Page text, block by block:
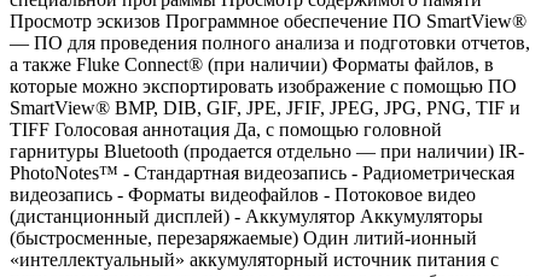
Просмотр эскизов Программное обеспечение ПО SmartView®
— ПО для проведения полного анализа и подготовки отчетов,
а также Fluke Connect® (при наличии) Форматы файлов, в
которые можно экспортировать изображение с помощью ПО
SmartView® BMP, DIB, GIF, JPE, JFIF, JPEG, JPG, PNG, TIF и
TIFF Голосовая аннотация Да, с помощью головной
гарнитуры Bluetooth (продается отдельно — при наличии) IR-
PhotoNotes™ - Стандартная видеозапись - Радиометрическая
видеозапись - Форматы видеофайлов - Потоковое видео
(дистанционный дисплей) - Аккумулятор Аккумуляторы
(быстросменные, перезаряжаемые) Один литий-ионный
«интеллектуальный» аккумуляторный источник питания с